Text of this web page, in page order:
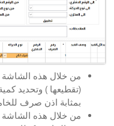
من خلال هذه الشاشة
(تقطيعها ) وتحديد
بمثابة اذن صرف
من خلال هذه